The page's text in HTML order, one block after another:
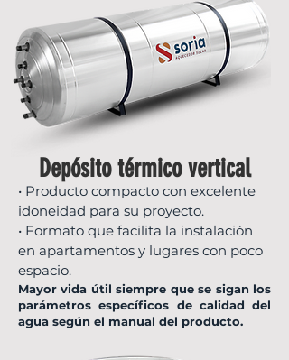
Depósito térmico vertical
• Producto compacto con excelente
idoneidad para su proyecto.
• Formato que facilita la instalación
en apartamentos y lugares con poco
espacio.
Mayor vida útil siempre que se sigan los
parámetros específicos de calidad del
agua según el manual del producto.